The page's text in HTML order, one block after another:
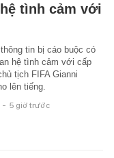
tình cảm với
tin bị cáo buộc có
hệ tình cảm với cấp
tịch FIFA Gianni
lên tiếng.
- 5 giờ trước